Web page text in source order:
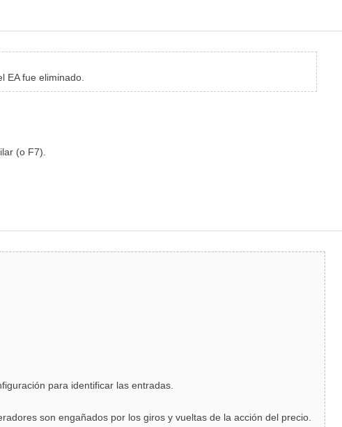
EA fue eliminado.
(o F7).
para identificar las entradas.
son engañados por los giros y vueltas de la acción del precio.